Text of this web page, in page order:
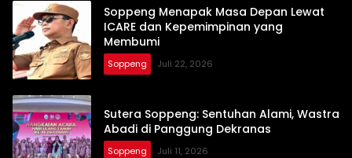
Soppeng Menapak Masa Depan Lewat
ICARE dan Kepemimpinan yang
Membumi
Soppeng Juli 22, 2026
Sutera Soppeng: Sentuhan Alami, Wastra
Abadi di Panggung Dekranas
Soppeng Juli 11, 2026